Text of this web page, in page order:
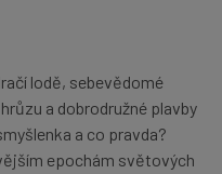
lodě, sebevědomé
a dobrodružné plavby
a co pravda?
epochám světových